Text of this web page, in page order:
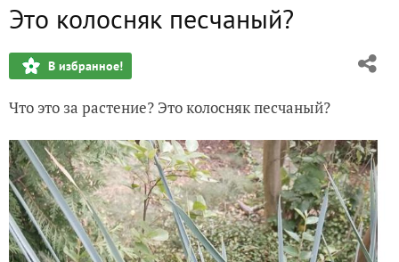
Это колосняк песчаный?
В избранное!
Что это за растение? Это колосняк песчаный?